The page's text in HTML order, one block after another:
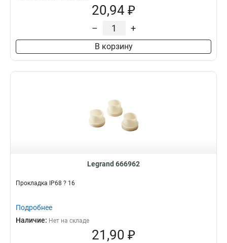
20,94 ₽
– +
В корзину
Legrand 666962
Прокладка IP68 ? 16
Подробнее
Наличие: Нет на складе
21,90 ₽